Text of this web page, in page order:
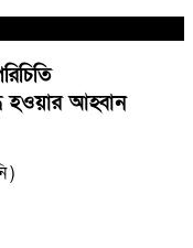
হওয়ার আহ্বান
)